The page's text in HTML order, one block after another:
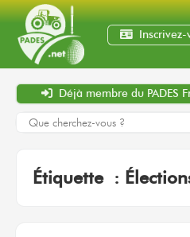
Inscrivez-
Déjà membre du PADES
Étiquette :